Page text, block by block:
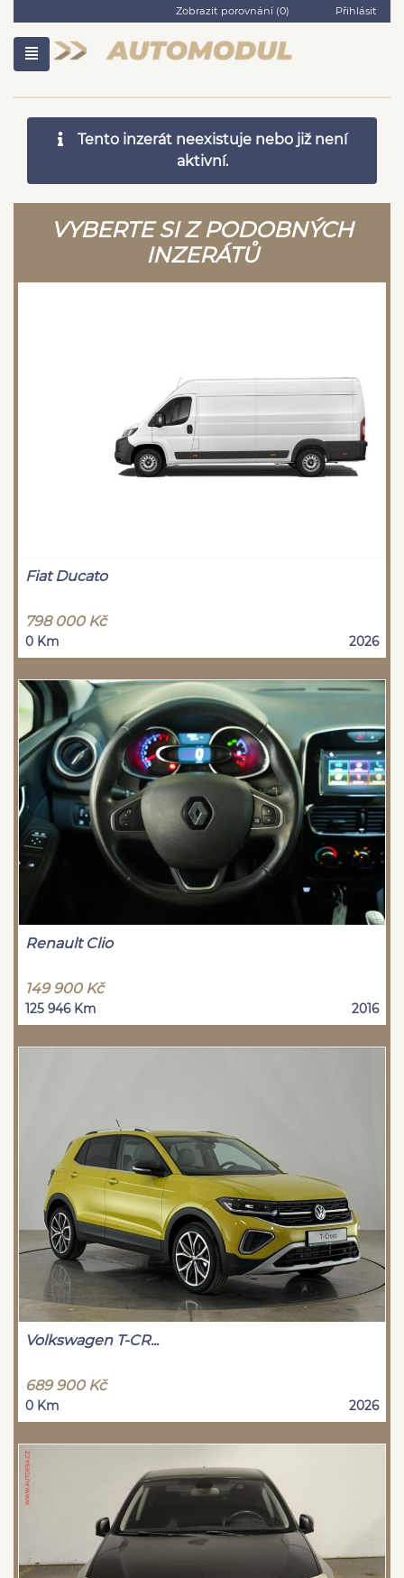
Zobrazit porovnání (0) Přihlásit
Tento inzerát neexistuje nebo již není
aktivní.
VYBERTE SI Z PODOBNÝCH
INZERÁTŮ
Fiat Ducato
798 000 Kč
0 Km 2026
Renault Clio
149 900 Kč
125 946 Km 2016
Volkswagen T-CR...
689 900 Kč
0 Km 2026